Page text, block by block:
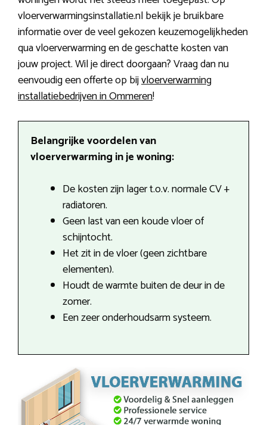
vloerverwarmingsinstallatie.nl bekijk je bruikbare
informatie over de veel gekozen keuzemogelijkheden
qua vloerverwarming en de geschatte kosten van
jouw project. Wil je direct doorgaan? Vraag dan nu
eenvoudig een offerte op bijvloerverwarming
installatiebedrijven in Ommeren!
Belangrijke voordelen van
vloerverwarming in je woning:
De kosten zijn lager t.o.v. normale CV +
radiatoren.
Geen last van een koude vloer of
schijntocht.
Het zit in de vloer (geen zichtbare
elementen).
Houdt de warmte buiten de deur in de
zomer.
Een zeer onderhoudsarm systeem.